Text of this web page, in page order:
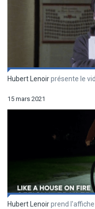
Hubert Lenoirprésente le
15 mars 2021
Hubert Lenoirprend